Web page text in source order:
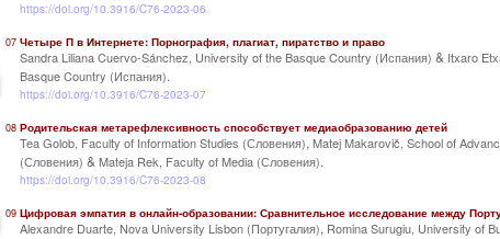
https://doi.org/10.3916/C76-2023-06
07 Четыре П в Интернете: Порнография, плагиат, пиратство и право
Sandra Liliana Cuervo-Sánchez, University of the Basque Country (Испания) & Itxaro
Basque Country (Испания).
https://doi.org/10.3916/C76-2023-07
08 Родительская метарефлексивность способствует медиаобразованию детей
Tea Golob, Faculty of Information Studies (Словения), Matej Makarovič, School of
(Словения) & Mateja Rek, Faculty of Media (Словения).
https://doi.org/10.3916/C76-2023-08
09 Цифровая эмпатия в онлайн-образовании: Сравнительное исследование между
Alexandre Duarte, Nova University Lisbon (Португалия), Romina Surugiu, University of